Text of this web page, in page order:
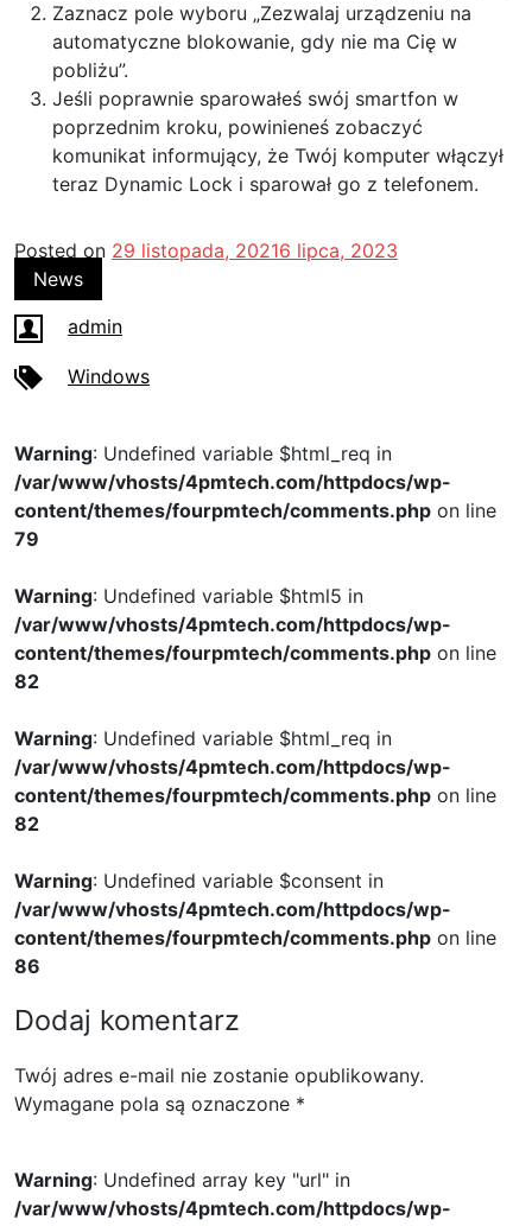
Zaznacz pole wyboru „Zezwalaj urządzeniu na
automatyczne blokowanie, gdy nie ma Cię w
pobliżu”.
Jeśli poprawnie sparowałeś swój smartfon w
poprzednim kroku, powinieneś zobaczyć
komunikat informujący, że Twój komputer włączył
teraz Dynamic Lock i sparował go z telefonem.
Posted on 29 listopada, 20216 lipca, 2023
News
admin
Windows
Warning: Undefined variable $html_req in
/var/www/vhosts/4pmtech.com/httpdocs/wp-
content/themes/fourpmtech/comments.php on line
79
Warning: Undefined variable $html5 in
/var/www/vhosts/4pmtech.com/httpdocs/wp-
content/themes/fourpmtech/comments.php on line
82
Warning: Undefined variable $html_req in
/var/www/vhosts/4pmtech.com/httpdocs/wp-
content/themes/fourpmtech/comments.php on line
82
Warning: Undefined variable $consent in
/var/www/vhosts/4pmtech.com/httpdocs/wp-
content/themes/fourpmtech/comments.php on line
86
Dodaj komentarz
Twój adres e-mail nie zostanie opublikowany.
Wymagane pola są oznaczone *
Warning: Undefined array key "url" in
/var/www/vhosts/4pmtech.com/httpdocs/wp-